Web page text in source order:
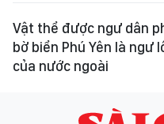
Vật thể được ngư dân
bờ biển Phú Yên là ngư
của nước ngoài